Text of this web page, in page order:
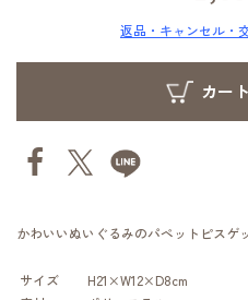
返品・キャンセル・
かわいいぬいぐるみのパペットピスゲ
サイズ
H21×W12×D8cm